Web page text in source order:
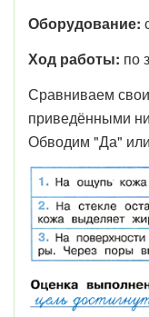
Оборудование:
Ход работы: по
Сравниваем
приведёнными
Обводим "Да"